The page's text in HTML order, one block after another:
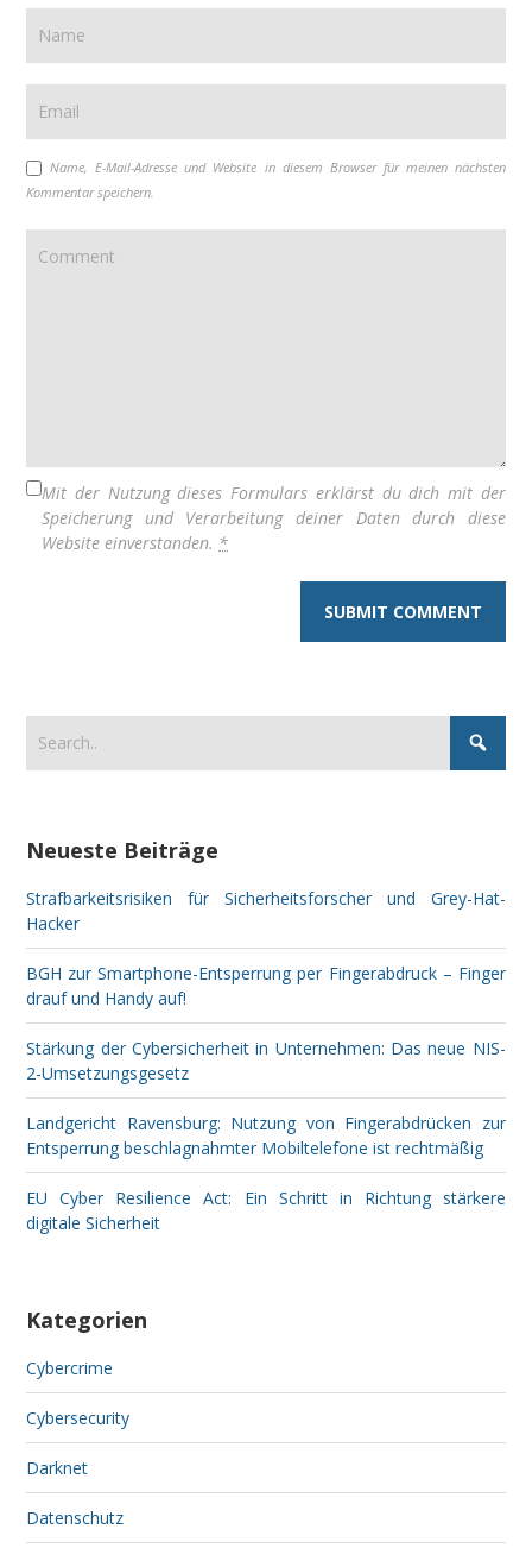
Name, E-Mail-Adresse und Website in diesem Browser für meinen nächsten
Kommentar speichern.
Mit der Nutzung dieses Formulars erklärst du dich mit der
Speicherung und Verarbeitung deiner Daten durch diese
Website einverstanden. *
Neueste Beiträge
Strafbarkeitsrisiken für Sicherheitsforscher und Grey-Hat-
Hacker
BGH zur Smartphone-Entsperrung per Fingerabdruck – Finger
drauf und Handy auf!
Stärkung der Cybersicherheit in Unternehmen: Das neue NIS-
2-Umsetzungsgesetz
Landgericht Ravensburg: Nutzung von Fingerabdrücken zur
Entsperrung beschlagnahmter Mobiltelefone ist rechtmäßig
EU Cyber Resilience Act: Ein Schritt in Richtung stärkere
digitale Sicherheit
Kategorien
Cybercrime
Cybersecurity
Darknet
Datenschutz